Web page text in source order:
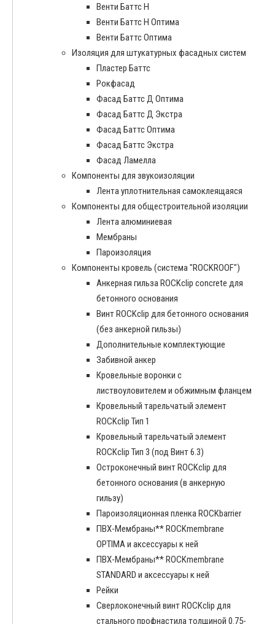
Венти Баттс Н
Венти Баттс Н Оптима
Венти Баттс Оптима
Изоляция для штукатурных фасадных систем
Пластер Баттс
Рокфасад
Фасад Баттс Д Оптима
Фасад Баттс Д Экстра
Фасад Баттс Оптима
Фасад Баттс Экстра
Фасад Ламелла
Компоненты для звукоизоляции
Лента уплотнительная самоклеящаяся
Компоненты для общестроительной изоляции
Лента алюминиевая
Мембраны
Пароизоляция
Компоненты кровель (система "ROCKROOF")
Анкерная гильза ROCKclip concrete для
бетонного основания
Винт ROCKclip для бетонного основания
(без анкерной гильзы)
Дополнительные комплектующие
Забивной анкер
Кровельные воронки с
листвоуловителем и обжимным фланцем
Кровельный тарельчатый элемент
ROCKclip Тип 1
Кровельный тарельчатый элемент
ROCKclip Тип 3 (под Винт 6.3)
Остроконечный винт ROCKclip для
бетонного основания (в анкерную
гильзу)
Пароизоляционная пленка ROCKbarrier
ПВХ-Мембраны** ROCKmembrane
OPTIMA и аксессуары к ней
ПВХ-Мембраны** ROCKmembrane
STANDARD и аксессуары к ней
Рейки
Сверлоконечный винт ROCKclip для
стального профнастила толщиной 0.75-